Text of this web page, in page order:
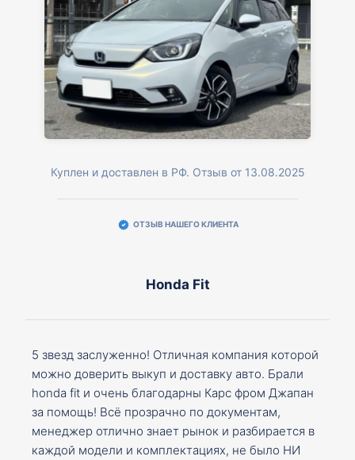
Куплен и доставлен в РФ. Отзыв от 13.08.2025
ОТЗЫВ НАШЕГО КЛИЕНТА
Honda Fit
5 звезд заслуженно! Отличная компания которой
можно доверить выкуп и доставку авто. Брали
honda fit и очень благодарны Карс фром Джапан
за помощь! Всё прозрачно по документам,
менеджер отлично знает рынок и разбирается в
каждой модели и комплектациях, не было НИ